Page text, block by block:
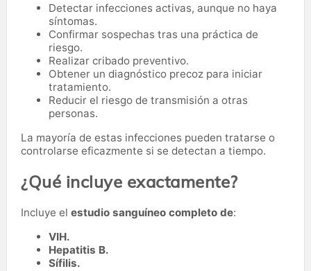
Detectar infecciones activas, aunque no haya
síntomas.
Confirmar sospechas tras una práctica de
riesgo.
Realizar cribado preventivo.
Obtener un diagnóstico precoz para iniciar
tratamiento.
Reducir el riesgo de transmisión a otras
personas.
La mayoría de estas infecciones pueden tratarse o
controlarse eficazmente si se detectan a tiempo.
¿Qué incluye exactamente?
Incluye el estudio sanguíneo completo de:
VIH.
Hepatitis B.
Sífilis.